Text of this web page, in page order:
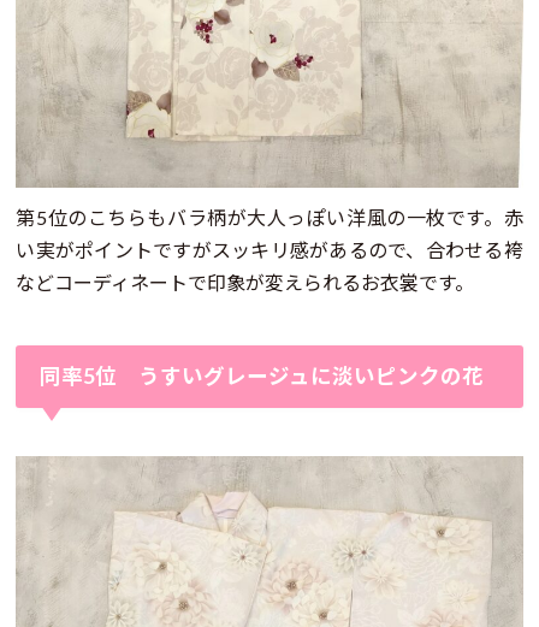
第5位のこちらもバラ柄が大人っぽい洋風の一枚です。赤
い実がポイントですがスッキリ感があるので、合わせる袴
などコーディネートで印象が変えられるお衣裳です。
同率5位 うすいグレージュに淡いピンクの花